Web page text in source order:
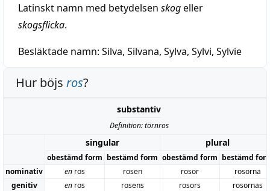
Latinskt namn med betydelsen skogeller
skogsflicka.
Besläktade namn: Silva, Silvana, Sylva, Sylvi, Sylvie
Hur böjs ros?
substantiv
Definition: törnros
singular plural
obestämd form bestämd form obestämd form bestämd
nominativ
en ros rosen rosor
rosorna
genitiv
en ros rosens rosors rosornas